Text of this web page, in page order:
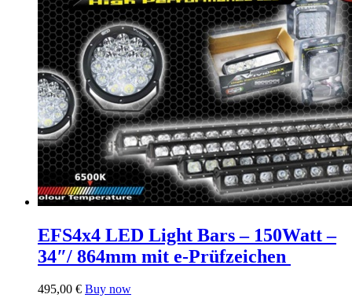
EFS4x4 LED Light Bars – 150Watt –
34″/ 864mm mit e-Prüfzeichen
495,00 € Buy now